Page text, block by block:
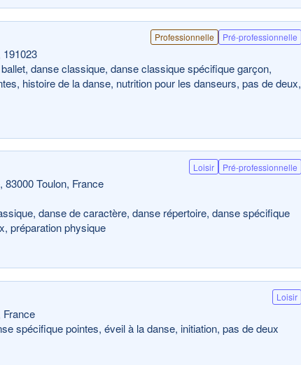
Professionnelle Pré-professionnelle
danse classique, danse classique spécifique garçon,
histoire de la danse, nutrition pour les danseurs, pas de deux,
Loisir Pré-professionnelle
Toulon, France
danse de caractère, danse répertoire, danse spécifique
préparation physique
Loisir
spécifique pointes, éveil à la danse, initiation, pas de deux